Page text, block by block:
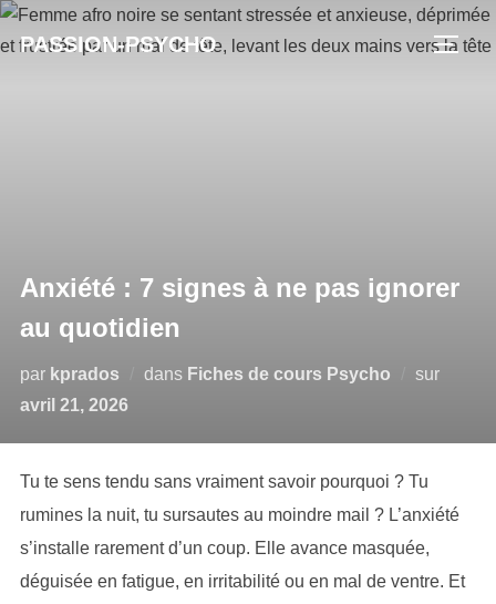
Aller
au PASSION-PSYCHO
Anxiété : 7 signes à ne pas ignorer
au quotidien
par kprados dans Fiches de cours Psycho surPublié
avril 21, 2026
Tu te sens tendu sans vraiment savoir pourquoi ? Tu
rumines la nuit, tu sursautes au moindre mail ? L’anxiété
s’installe rarement d’un coup. Elle avance masquée,
déguisée en fatigue, en irritabilité ou en mal de ventre. Et